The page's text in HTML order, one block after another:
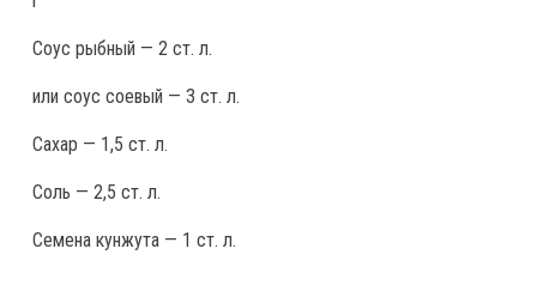
Соус рыбный — 2 ст. л.
или соус соевый — 3 ст. л.
Сахар — 1,5 ст. л.
Соль — 2,5 ст. л.
Семена кунжута — 1 ст. л.